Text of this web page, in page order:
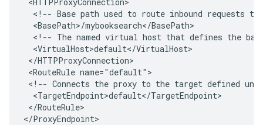
<!-- Base path used to route inbound requests
  <BasePath>/mybooksearch</BasePath>
<!-- The named virtual host that defines the
  <VirtualHost>default</VirtualHost>
</HTTPProxyConnection>
<RouteRule name="default">
<!-- Connects the proxy to the target defined
  <TargetEndpoint>default</TargetEndpoint>
</RouteRule>
</ProxyEndpoint>